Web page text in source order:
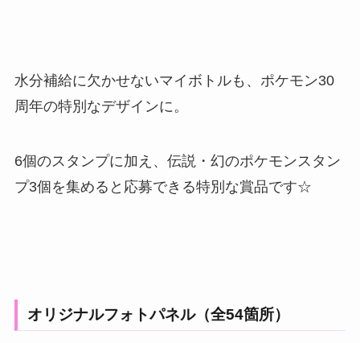
水分補給に欠かせないマイボトルも、ポケモン30
周年の特別なデザインに。
6個のスタンプに加え、伝説・幻のポケモンスタン
プ3個を集めると応募できる特別な賞品です☆
オリジナルフォトパネル（全54箇所）